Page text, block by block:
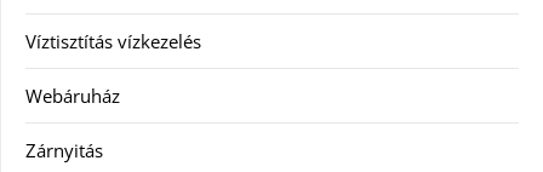
Víztisztítás vízkezelés
Webáruház
Zárnyitás